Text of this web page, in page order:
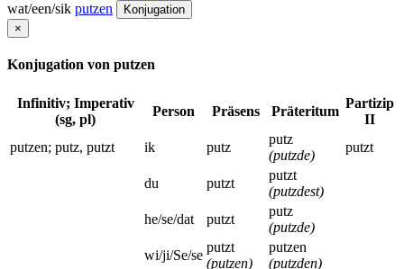
wat/een/sik putzen
Konjugation
×
Konjugation von putzen
Infinitiv; Imperativ
(sg, pl)
Person Präsens Präteritum
Partizip
II
putzen; putz, putzt
ik putz
putz
(putzde)
putzt
du putzt
putzt
(putzdest)
he/se/dat
putzt
putz
(putzde)
wi/ji/Se/se
putzt
(putzen)
putzen
(putzden)